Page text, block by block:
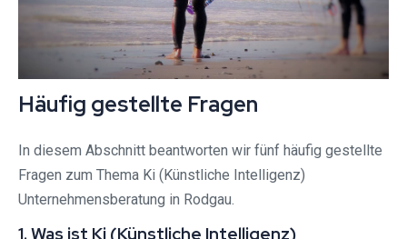
Häufig gestellte Fragen
In diesem Abschnitt beantworten wir fünf häufig gestellte
Fragen zum Thema Ki (Künstliche Intelligenz)
Unternehmensberatung in Rodgau.
1. Was ist Ki (Künstliche Intelligenz)